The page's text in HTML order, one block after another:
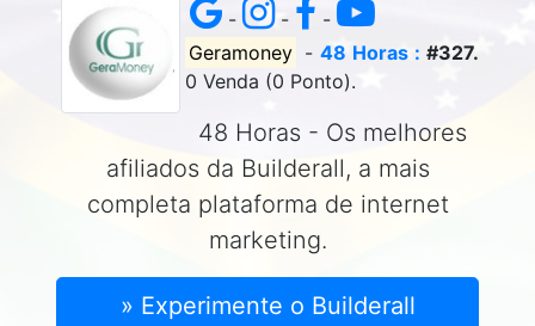
- -
-
Geramoney - 48 Horas : #327.
0 Venda (0 Ponto).
48 Horas - Os melhores
afiliados da Builderall, a mais
completa plataforma de internet
marketing.
» Experimente o Builderall